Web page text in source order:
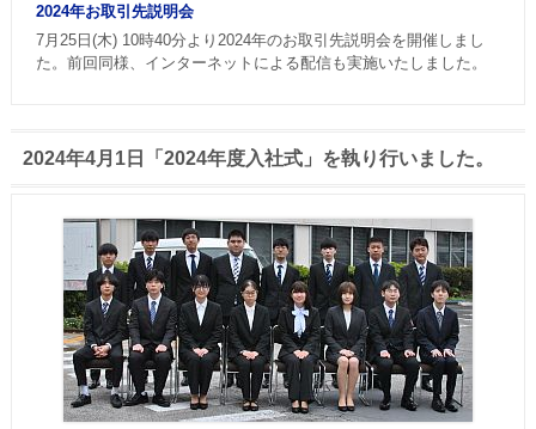
2024年お取引先説明会
7月25日(木) 10時40分より2024年のお取引先説明会を開催しまし
た。前回同様、インターネットによる配信も実施いたしました。
2024年4月1日「2024年度入社式」を執り行いました。